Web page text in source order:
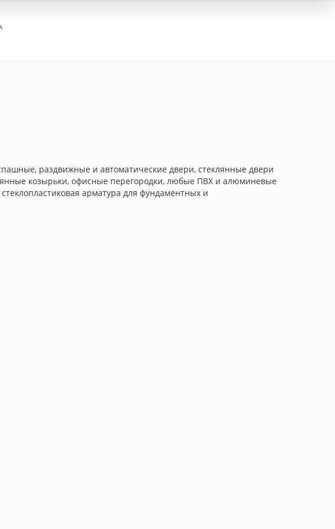
раздвижные и автоматические двери, стеклянные двери
козырьки, офисные перегородки, любые ПВХ и алюминевые
арматура для фундаментных и